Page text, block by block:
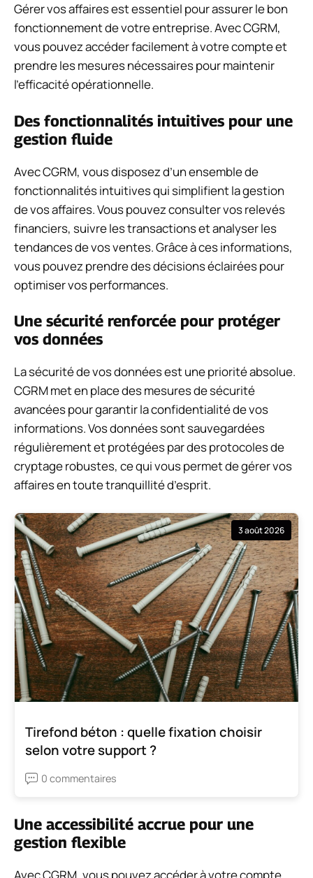
Gérer vos affaires est essentiel pour assurer le bon
fonctionnement de votre entreprise. Avec CGRM,
vous pouvez accéder facilement à votre compte et
prendre les mesures nécessaires pour maintenir
l’efficacité opérationnelle.
Des fonctionnalités intuitives pour une
gestion fluide
Avec CGRM, vous disposez d’un ensemble de
fonctionnalités intuitives qui simplifient la gestion
de vos affaires. Vous pouvez consulter vos relevés
financiers, suivre les transactions et analyser les
tendances de vos ventes. Grâce à ces informations,
vous pouvez prendre des décisions éclairées pour
optimiser vos performances.
Une sécurité renforcée pour protéger
vos données
La sécurité de vos données est une priorité absolue.
CGRM met en place des mesures de sécurité
avancées pour garantir la confidentialité de vos
informations. Vos données sont sauvegardées
régulièrement et protégées par des protocoles de
cryptage robustes, ce qui vous permet de gérer vos
affaires en toute tranquillité d’esprit.
3 août 2026
Tirefond béton : quelle fixation choisir
selon votre support ?
0 commentaires
Une accessibilité accrue pour une
gestion flexible